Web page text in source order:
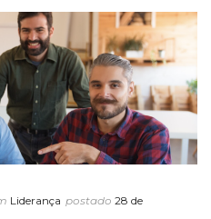
Liderança postado 28 de